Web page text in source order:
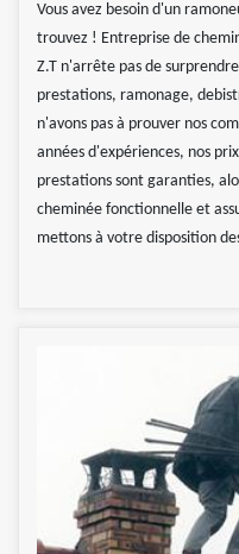
Vous avez besoin d'un
trouvez ! Entreprise de
Z.T n'arrête pas de
prestations, ramonage,
n'avons pas à prouver nos
années d'expériences, nos
prestations sont garanties,
cheminée fonctionnelle et
mettons à votre disposition